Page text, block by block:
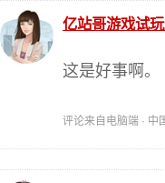
亿站哥游戏试
这是好事啊。
评论来自电脑端 ·